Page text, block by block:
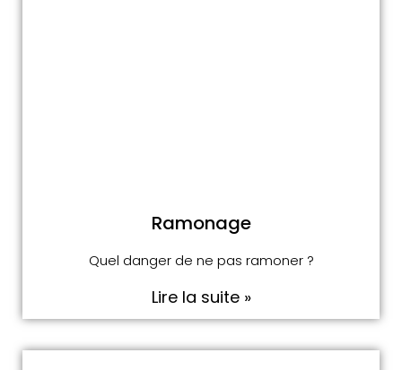
Ramonage
Quel danger de ne pas ramoner ?
Lire la suite »